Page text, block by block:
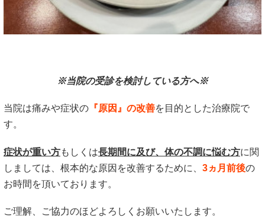
※当院の受診を検討している方へ※
当院は痛みや症状の 『原因』の改善を目的とした治療院で
す。
症状が重い方もしくは長期間に及び、体の不調に悩む方に関
しましては、根本的な原因を改善するために、 3ヵ月前後の
お時間を頂いております。
ご理解、ご協力のほどよろしくお願いいたします。